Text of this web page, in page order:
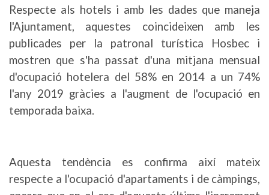
Respecte als hotels i amb les dades que maneja
l'Ajuntament, aquestes coincideixen amb les
publicades per la patronal turística Hosbec i
mostren que s'ha passat d'una mitjana mensual
d'ocupació hotelera del 58% en 2014 a un 74%
l'any 2019 gràcies a l'augment de l'ocupació en
temporada baixa.
Aquesta tendència es confirma així mateix
respecte a l'ocupació d'apartaments i de càmpings,